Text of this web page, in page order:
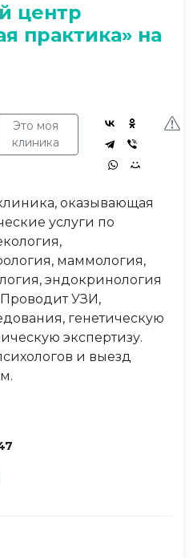
центр
практика» на
Это моя
клиника
оказывающая
услуги по
маммология,
эндокринология
УЗИ,
генетическую
экспертизу.
и выезд